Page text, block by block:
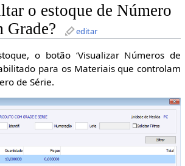
o estoque de Número
Grade?
editar
o botão ‘Visualizar Números de
para os Materiais que controlam
de Série.